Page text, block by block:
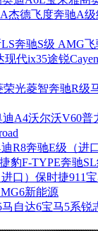
杰德飞度奔驰A级
奔驰S级 AMG飞
现代ix35途锐
荣光菱智奔驰R级
迪A4沃尔沃V60普
R8奔驰E级（进
捷豹F-TYPE奔驰
口） 保时捷911
MG6新能源
马自达6宝马5系锐